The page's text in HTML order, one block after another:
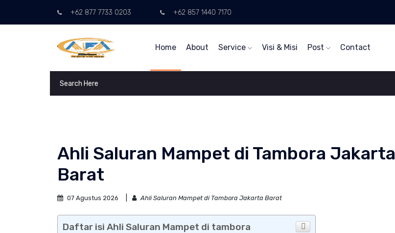
+62 877 7733 0203 +62 857 1440 7170
Home About Service Visi & Misi Post Contact
Ahli Saluran Mampet di Tambora Jakarta
Barat
07 Agustus 2026 Ahli Saluran Mampet di Tambora Jakarta Barat
Daftar isi Ahli Saluran Mampet di tambora